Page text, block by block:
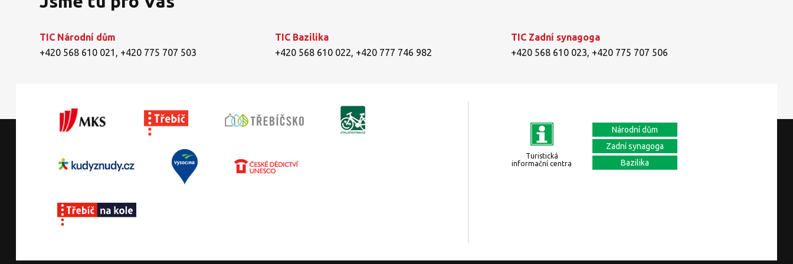
TIC Národní dům
+420 568 610 021 , +420 775 707 503
TIC Bazilika
+420 568 610 022, +420 777 746 982
TIC Zadní synagoga
+420 568 610 023, +420 775 707 506
Turistická
informační centra
Národní dům
Zadní synagoga
Bazilika